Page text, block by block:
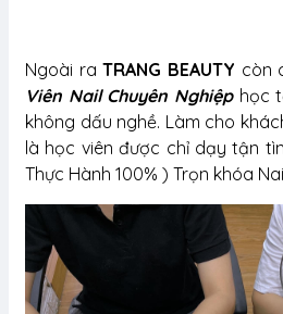
Ngoài raTRANG BEAUTY còn
Viên Nail Chuyên Nghiệphọc
không dấu nghề. Làm cho
là học viên được chỉ dạy tận
Thực Hành 100% ) Trọn khóa